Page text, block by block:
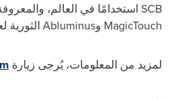
SCB استخدامًا في العالم،
MagicTouch وAbluminus
لمزيد من المعلومات، يُرجى زيارة